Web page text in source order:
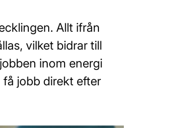
Allt ifrån
vilket bidrar till
inom energi
jobb direkt efter